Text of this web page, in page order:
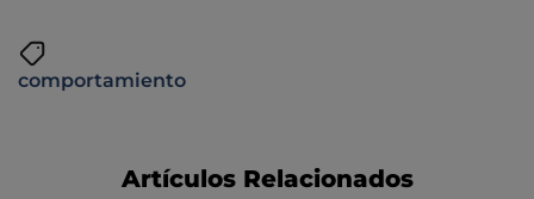
comportamiento
Artículos Relacionados